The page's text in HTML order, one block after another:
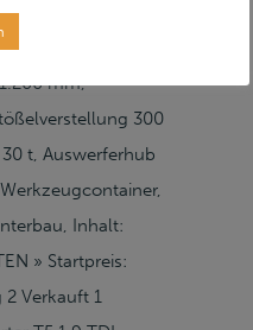
Nr. 39443,
4.000 x 2.500
mm,
300
t, Auswerferhub
Inhalt:
» Startpreis:
2 Verkauft 1